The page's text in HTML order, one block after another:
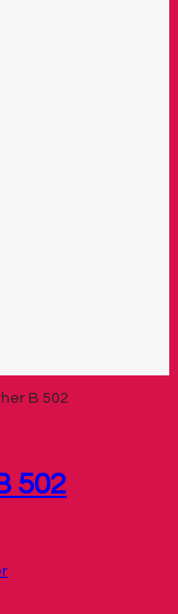
B 502
502